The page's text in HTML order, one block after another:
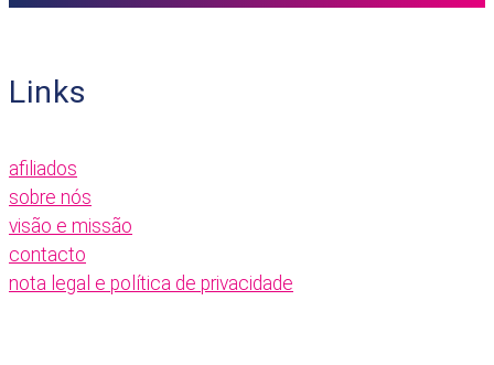
Links
afiliados
sobre nós
visão e missão
contacto
nota legal e política de privacidade